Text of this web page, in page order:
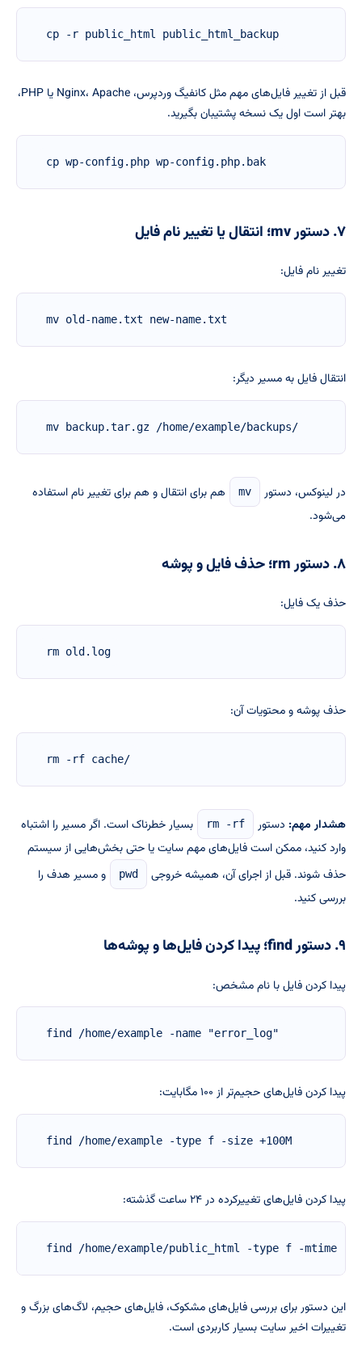
cp -r public_html public_html_backup
قبل از تغییر فایل‌های مهم مثل کانفیگ وردپرس، Nginx، Apache یا PHP،
بهتر است اول یک نسخه پشتیبان بگیرید.
cp wp-config.php wp-config.php.bak
۷. دستور mv؛ انتقال یا تغییر نام فایل
تغییر نام فایل:
mv old-name.txt new-name.txt
انتقال فایل به مسیر دیگر:
mv backup.tar.gz /home/example/backups/
در لینوکس، دستور mv
هم برای انتقال و هم برای تغییر نام استفاده
می‌شود.
۸. دستور rm؛ حذف فایل و پوشه
حذف یک فایل:
rm old.log
حذف پوشه و محتویات آن:
rm -rf cache/
هشدار مهم: دستور rm -rf
بسیار خطرناک است. اگر مسیر را اشتباه
وارد کنید، ممکن است فایل‌های مهم سایت یا حتی بخش‌هایی از سیستم
حذف شوند. قبل از اجرای آن، همیشه خروجی
pwd
و مسیر هدف را
بررسی کنید.
۹. دستور find؛ پیدا کردن فایل‌ها و پوشه‌ها
پیدا کردن فایل با نام مشخص:
find /home/example -name "error_log"
پیدا کردن فایل‌های حجیم‌تر از ۱۰۰ مگابایت:
find /home/example -type f -size +100M
پیدا کردن فایل‌های تغییرکرده در ۲۴ ساعت گذشته:
find /home/example/public_html -type f -mtime -1
این دستور برای بررسی فایل‌های مشکوک، فایل‌های حجیم، لاگ‌های بزرگ و
تغییرات اخیر سایت بسیار کاربردی است.